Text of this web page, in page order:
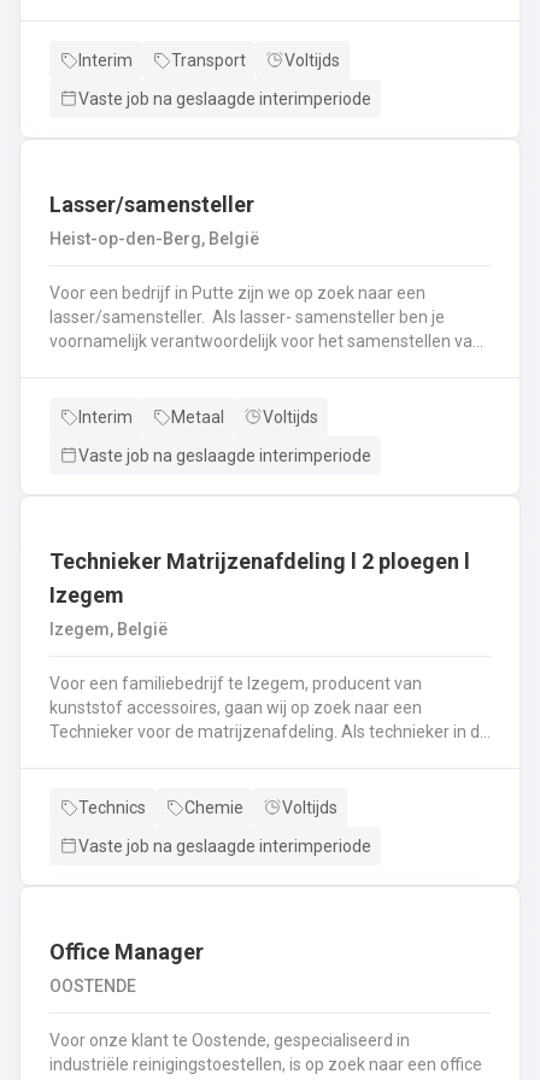
vloeistoffen.Laden en lossen volgens de voorgeschreven
documenten.Naleven van rij- en rusttijden en ADR-
Interim Transport
Voltijds
Vaste job na geslaagde interimperiode
Lasser/samensteller
Heist-op-den-Berg, België
Voor een bedrijf in Putte zijn we op zoek naar een
lasser/samensteller. Als lasser- samensteller ben je
voornamelijk verantwoordelijk voor het samenstellen van
het realiseren van onze projecten.Je werkt samen met
dagelijkse leiding van Atelierverantwoordelijke.
Interim Metaal
Voltijds
Vaste job na geslaagde interimperiode
Technieker Matrijzenafdeling l 2 ploegen l
Izegem
Izegem, België
Voor een familiebedrijf te Izegem, producent van
kunststof accessoires, gaan wij op zoek naar een
Technieker voor de matrijzenafdeling. Als technieker in de
productie en stel je de machines correct in.Bovendien
analyseer je fouten en waar nodig neem je corrigerende
de veiligheidssystemen behoort eveneens tot jouw
de productie en anticipeer je op veranderingen.
Technics Chemie
Voltijds
Vaste job na geslaagde interimperiode
Office Manager
OOSTENDE
Voor onze klant te Oostende, gespecialiseerd in
industriële reinigingstoestellen, is op zoek naar een office